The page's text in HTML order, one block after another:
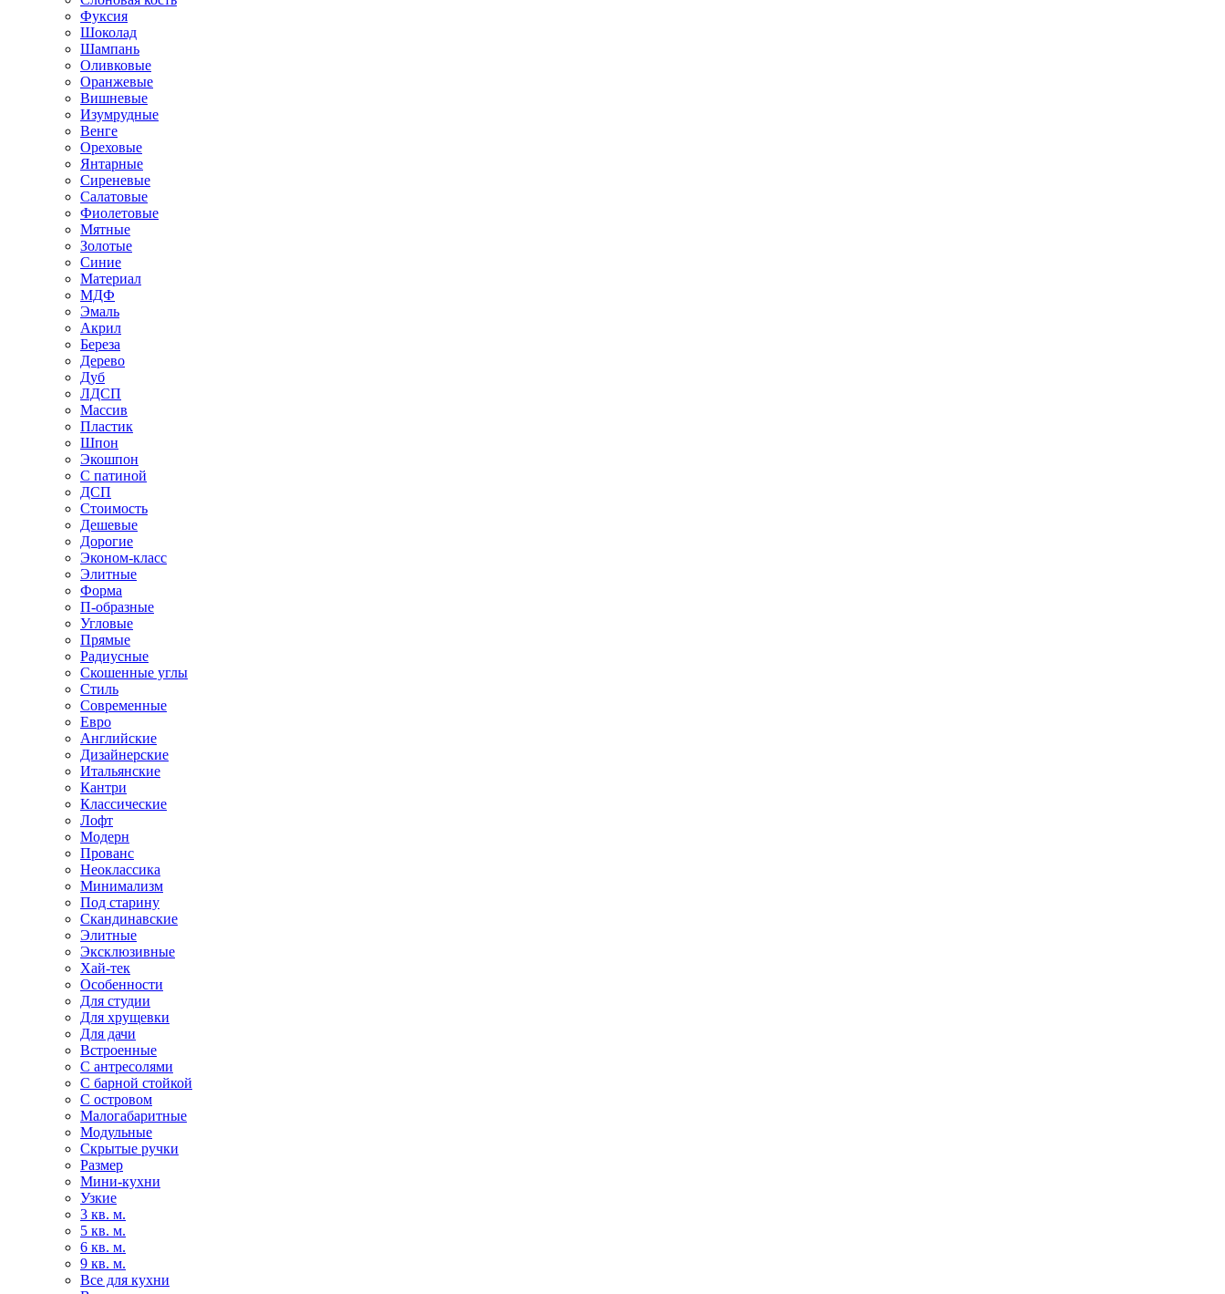
Фуксия
Шоколад
Шампань
Оливковые
Оранжевые
Вишневые
Изумрудные
Венге
Ореховые
Янтарные
Сиреневые
Салатовые
Фиолетовые
Мятные
Золотые
Синие
Материал
МДФ
Эмаль
Акрил
Береза
Дерево
Дуб
ЛДСП
Массив
Пластик
Шпон
Экошпон
С патиной
ДСП
Стоимость
Дешевые
Дорогие
Эконом-класс
Элитные
Форма
П-образные
Угловые
Прямые
Радиусные
Скошенные углы
Стиль
Современные
Евро
Английские
Дизайнерские
Итальянские
Кантри
Классические
Лофт
Модерн
Прованс
Неоклассика
Минимализм
Под старину
Скандинавские
Элитные
Эксклюзивные
Хай-тек
Особенности
Для студии
Для хрущевки
Для дачи
Встроенные
С антресолями
С барной стойкой
С островом
Малогабаритные
Модульные
Скрытые ручки
Размер
Мини-кухни
Узкие
3 кв. м.
5 кв. м.
6 кв. м.
9 кв. м.
Все для кухни